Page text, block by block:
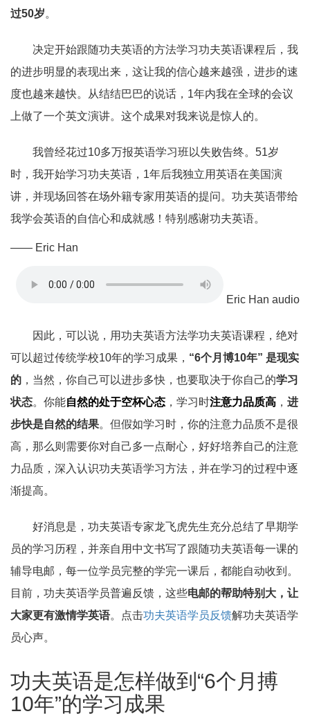
过50岁。
决定开始跟随功夫英语的方法学习功夫英语课程后，我
的进步明显的表现出来，这让我的信心越来越强，进步的速
度也越来越快。从结结巴巴的说话，1年内我在全球的会议
上做了一个英文演讲。这个成果对我来说是惊人的。
我曾经花过10多万报英语学习班以失败告终。51岁
时，我开始学习功夫英语，1年后我独立用英语在美国演
讲，并现场回答在场外籍专家用英语的提问。功夫英语带给
我学会英语的自信心和成就感！特别感谢功夫英语。
—— Eric Han
Eric Han audio
因此，可以说，用功夫英语方法学功夫英语课程，绝对
可以超过传统学校10年的学习成果， “6个月博10年” 是现实
的 ，当然，你自己可以进步多快，也要取决于你自己的学习
状态。你能自然的处于空杯心态 ，学习时注意力品质高 ， 进
步快是自然的结果。但假如学习时，你的注意力品质不是很
高，那么则需要你对自己多一点耐心，好好培养自己的注意
力品质，深入认识功夫英语学习方法，并在学习的过程中逐
渐提高。
好消息是，功夫英语专家龙飞虎先生充分总结了早期学
员的学习历程，并亲自用中文书写了跟随功夫英语每一课的
辅导电邮，每一位学员完整的学完一课后，都能自动收到。
目前，功夫英语学员普遍反馈，这些电邮的帮助特别大，让
大家更有激情学英语。点击功夫英语学员反馈解功夫英语学
员心声。
功夫英语是怎样做到“6个月搏
10年”的学习成果